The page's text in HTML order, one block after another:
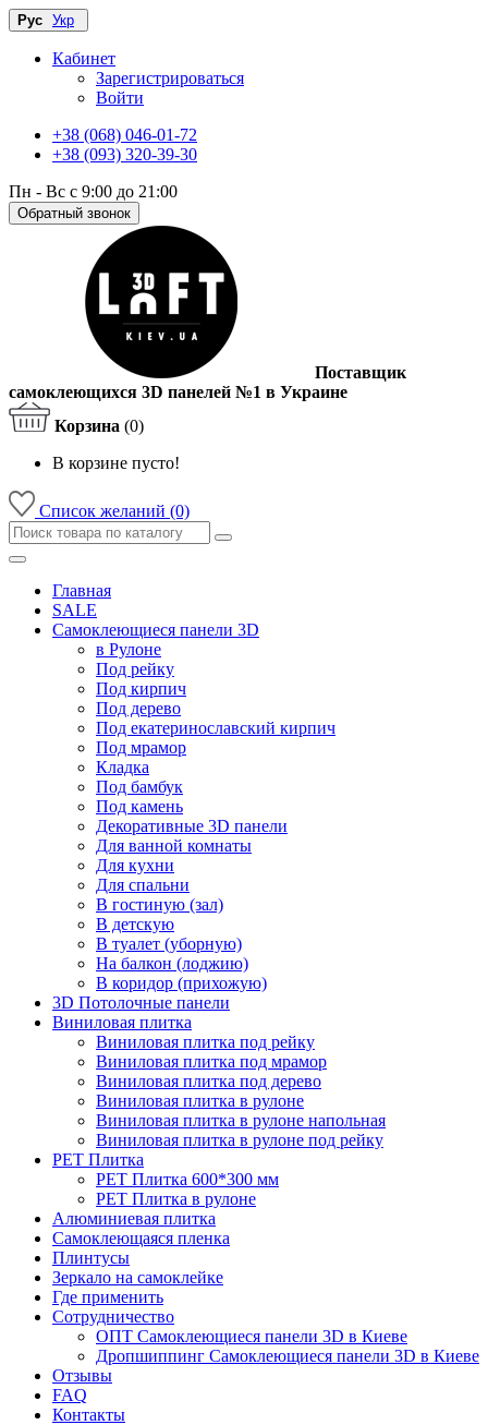
Рус Укр
Кабинет
Зарегистрироваться
Войти
+38 (068) 046-01-72
+38 (093) 320-39-30
Пн - Вс с 9:00 до 21:00
Обратный звонок
Поставщик
самоклеющихся 3D панелей №1 в Украине
Корзина (0)
В корзине пусто!
Список желаний (0)
Главная
SALE
Самоклеющиеся панели 3D
в Рулоне
Под рейку
Под кирпич
Под дерево
Под екатеринославский кирпич
Под мрамор
Кладка
Под бамбук
Под камень
Декоративные 3D панели
Для ванной комнаты
Для кухни
Для спальни
В гостиную (зал)
В детскую
В туалет (уборную)
На балкон (лоджию)
В коридор (прихожую)
3D Потолочные панели
Виниловая плитка
Виниловая плитка под рейку
Виниловая плитка под мрамор
Виниловая плитка под дерево
Виниловая плитка в рулоне
Виниловая плитка в рулоне напольная
Виниловая плитка в рулоне под рейку
PET Плитка
PET Плитка 600*300 мм
PET Плитка в рулоне
Алюминиевая плитка
Самоклеющаяся пленка
Плинтусы
Зеркало на самоклейке
Где применить
Сотрудничество
ОПТ Самоклеющиеся панели 3D в Киеве
Дропшиппинг Самоклеющиеся панели 3D в Киеве
Отзывы
FAQ
Контакты